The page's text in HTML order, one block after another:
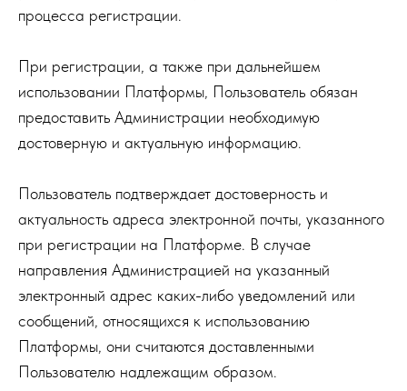
процесса регистрации.
При регистрации, а также при дальнейшем
использовании Платформы, Пользователь обязан
предоставить Администрации необходимую
достоверную и актуальную информацию.
Пользователь подтверждает достоверность и
актуальность адреса электронной почты, указанного
при регистрации на Платформе. В случае
направления Администрацией на указанный
электронный адрес каких-либо уведомлений или
сообщений, относящихся к использованию
Платформы, они считаются доставленными
Пользователю надлежащим образом.